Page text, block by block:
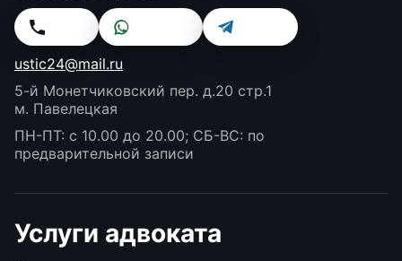
ustic24@mail.ru
5-й Монетчиковский пер. д.20 стр.1
м. Павелецкая
ПН-ПТ: с 10.00 до 20.00; СБ-ВС: по
предварительной записи
Услуги адвоката